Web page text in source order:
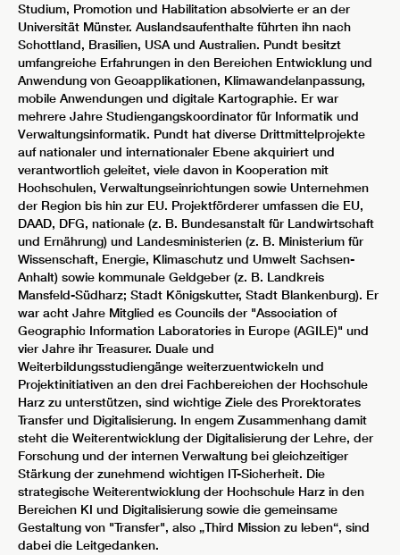
Studium, Promotion und Habilitation absolvierte er an der
Universität Münster. Auslandsaufenthalte führten ihn nach
Schottland, Brasilien, USA und Australien. Pundt besitzt
umfangreiche Erfahrungen in den Bereichen Entwicklung und
Anwendung von Geoapplikationen, Klimawandelanpassung,
mobile Anwendungen und digitale Kartographie. Er war
mehrere Jahre Studiengangskoordinator für Informatik und
Verwaltungsinformatik. Pundt hat diverse Drittmittelprojekte
auf nationaler und internationaler Ebene akquiriert und
verantwortlich geleitet, viele davon in Kooperation mit
Hochschulen, Verwaltungseinrichtungen sowie Unternehmen
der Region bis hin zur EU. Projektförderer umfassen die EU,
DAAD, DFG, nationale (z. B. Bundesanstalt für Landwirtschaft
und Ernährung) und Landesministerien (z. B. Ministerium für
Wissenschaft, Energie, Klimaschutz und Umwelt Sachsen-
Anhalt) sowie kommunale Geldgeber (z. B. Landkreis
Mansfeld-Südharz; Stadt Königskutter, Stadt Blankenburg). Er
war acht Jahre Mitglied es Councils der "Association of
Geographic Information Laboratories in Europe (AGILE)" und
vier Jahre ihr Treasurer. Duale und
Weiterbildungsstudiengänge weiterzuentwickeln und
Projektinitiativen an den drei Fachbereichen der Hochschule
Harz zu unterstützen, sind wichtige Ziele des Prorektorates
Transfer und Digitalisierung. In engem Zusammenhang damit
steht die Weiterentwicklung der Digitalisierung der Lehre, der
Forschung und der internen Verwaltung bei gleichzeitiger
Stärkung der zunehmend wichtigen IT-Sicherheit. Die
strategische Weiterentwicklung der Hochschule Harz in den
Bereichen KI und Digitalisierung sowie die gemeinsame
Gestaltung von "Transfer", also „Third Mission zu leben“, sind
dabei die Leitgedanken.